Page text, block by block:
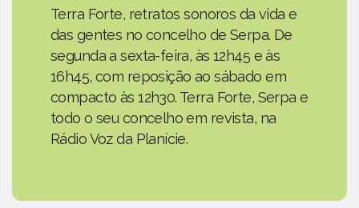
Terra Forte, retratos sonoros da vida e
das gentes no concelho de Serpa. De
segunda a sexta-feira, às 12h45 e às
16h45, com reposição ao sábado em
compacto às 12h30. Terra Forte, Serpa e
todo o seu concelho em revista, na
Rádio Voz da Planície.